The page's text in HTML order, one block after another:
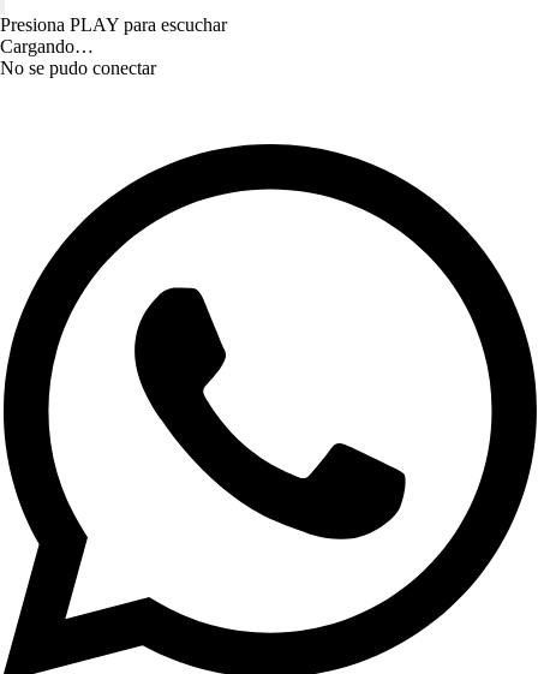
Presiona PLAY para escuchar
Cargando…
No se pudo conectar